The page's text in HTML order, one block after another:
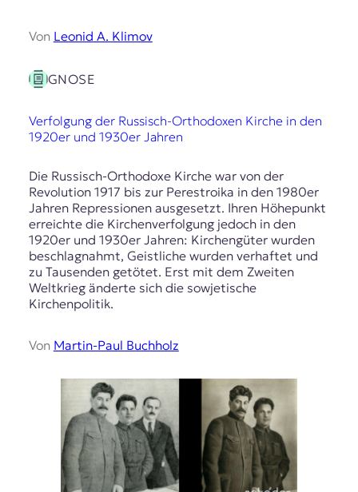
Von Leonid A. Klimov
GNOSE
Verfolgung der Russisch-Orthodoxen Kirche in den
1920er und 1930er Jahren
Die Russisch-Orthodoxe Kirche war von der
Revolution 1917 bis zur Perestroika in den 1980er
Jahren Repressionen ausgesetzt. Ihren Höhepunkt
erreichte die Kirchenverfolgung jedoch in den
1920er und 1930er Jahren: Kirchengüter wurden
beschlagnahmt, Geistliche wurden verhaftet und
zu Tausenden getötet. Erst mit dem Zweiten
Weltkrieg änderte sich die sowjetische
Kirchenpolitik.
Von Martin-Paul Buchholz